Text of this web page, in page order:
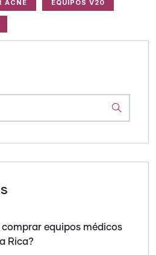
ACNÉ EQUIPOS V20
comprar equipos médicos
Rica?